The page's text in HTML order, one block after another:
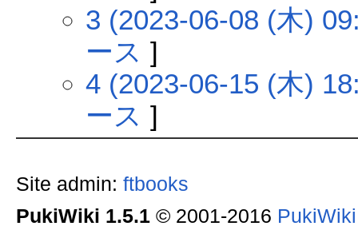
3 (2023-06-08 (木)
ース ]
4 (2023-06-15 (木)
ース ]
Site admin: ftbooks
PukiWiki 1.5.1© 2001-2016